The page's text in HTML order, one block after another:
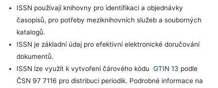
ISSN používají knihovny pro identifikaci a objednávky
časopisů, pro potřeby meziknihovních služeb a souborných
katalogů.
ISSN je základní údaj pro efektivní elektronické doručování
dokumentů.
ISSN lze využít k vytvoření čárového kódu GTIN 13 podle
ČSN 97 7116 pro distribuci periodik. Podrobné informace na